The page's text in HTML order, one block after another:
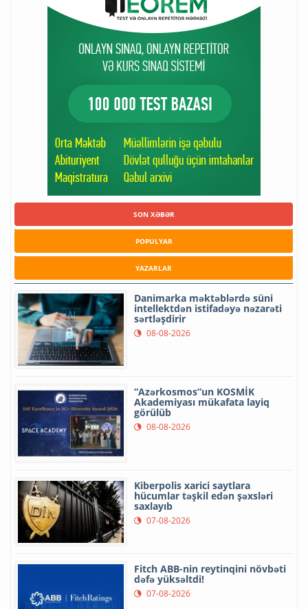
SON XƏBƏR
POPULYAR
YAZARLAR
Danimarka məktəblərdə süni
intellektdən istifadəyə nəzarəti
sərtləşdirir
08-08-2026
“Azərkosmos”un KOSMİK
Akademiyası mükafata layiq
görülüb
08-08-2026
Kiberpolis xarici saytlara
hücumlar təşkil edən şəxsləri
saxlayıb
07-08-2026
Fitch ABB-nin reytinqini növbəti
dəfə yüksəltdi!
07-08-2026